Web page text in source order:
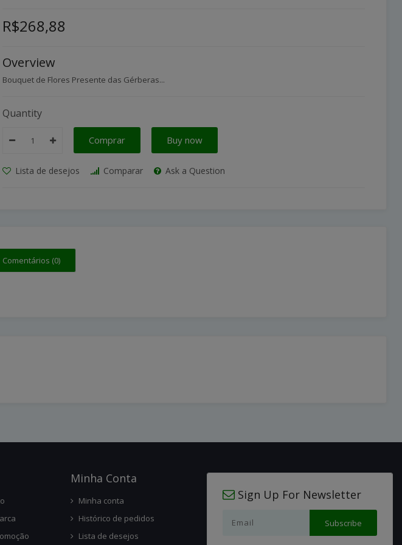
R$268,88
Overview
Bouquet de Flores Presente das Gérberas...
Quantity
Comprar Buy now
Lista de desejos Comparar Ask a Question
Comentários (0)
Minha Conta
Minha conta
Histórico de pedidos
Lista de desejos
Sign Up For Newsletter